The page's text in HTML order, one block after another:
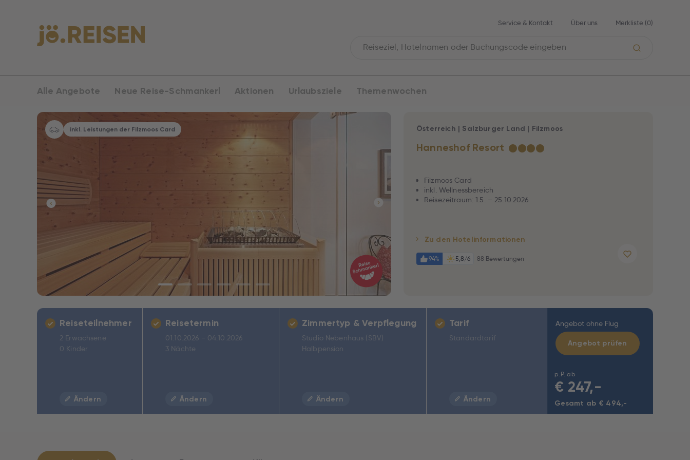
Service & Kontakt Über uns Merkliste (0)
Alle Angebote Neue Reise-Schmankerl Aktionen Urlaubsziele Themenwochen
inkl. Leistungen der Filzmoos Card
Hanneshof Resort ★★★★
Österreich | Salzburger Land | Filzmoos
Filzmoos Card
inkl. Wellnessbereich
Reisezeitraum: 1.5. – 25.10.2026
Zu den Hotelinformationen
94% 5,8/6 88 Bewertungen
Angebot ohne Flug
p.P. ab
€ 247,-
Gesamt ab € 494,-
Angebot prüfen
Reiseteilnehmer
2 Erwachsene
0 Kinder
Ändern
Reisetermin
01.10.2026 - 04.10.2026
3 Nächte
Ändern
Zimmertyp & Verpflegung
Studio Nebenhaus (SBV)
Halbpension
Ändern
Tarif
Standardtarif
Ändern